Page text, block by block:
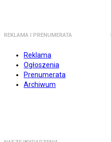
REKLAMA I PRENUMERATA
Reklama
Ogłoszenia
Prenumerata
Archiwum